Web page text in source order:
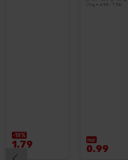
-18%
1.79
(1 kg = 4.95 - 7.34)
nur
0.99